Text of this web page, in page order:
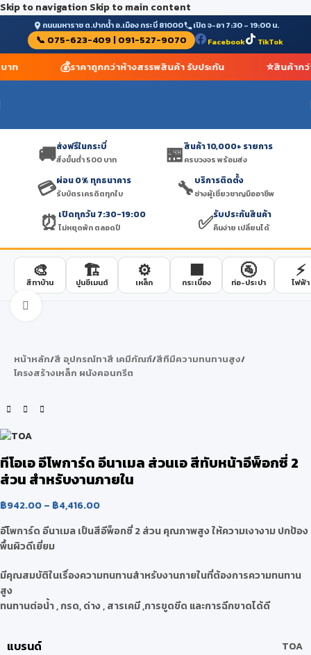
Skip to navigation Skip to main content
ถนนมหาราช ต.ปากน้ำ อ.เมือง กระบี่ 81000 เปิด จ-อา 7:30 – 19:00 น.
📞 075-623-409 | 091-527-9070 Facebook TikTok
าท 💰ราคาถูกกว่าห้างสรรพสินค้า รับประกัน ⭐สินค้ากว่
🚚ส่งฟรีในกระบี่
สั่งขั้นต่ำ 500 บาท 🏪สินค้า 10,000+ รายการ
ครบวงจร พร้อมส่ง
💳ผ่อน 0% ทุกธนาคาร
รับบัตรเครดิตทุกใบ 🔧บริการติดตั้ง
ช่างผู้เชี่ยวชาญมืออาชีพ
⏰ เปิดทุกวัน 7:30-19:00
ไม่หยุดพัก ตลอดปี ✅รับประกันสินค้า
คืนง่าย เปลี่ยนได้
🎨
สีทาบ้าน
🏗️
ปูนซีเมนต์
⚙️
เหล็ก
🟫
กระเบื้อง
🚰
ท่อ-ประปา
⚡
ไฟฟ้า
Click to enlarge
หน้าหลัก/สี อุปกรณ์ทาสี เคมีภัณฑ์/สีทีมีความทนทานสูง/
โครงสร้างเหล็ก ผนังคอนกรีต
ทีโอเอ อีโพการ์ด อีนาเมล ส่วนเอ สีทับหน้าอีพ็อกซี่ 2
ส่วน สำหรับงานภายใน
฿942.00– ฿4,416.00
อีโพการ์ด อีนาเมล เป็นสีอีพ็อกซี่ 2 ส่วน คุณภาพสูง ให้ความเงางาม ปกป้อง
พื้นผิวดีเยี่ยม
มีคุณสมบัติในเรื่องความทนทานสำหรับงานภายในที่ต้องการความทนทาน
สูง
ทนทานต่อน้ำ , กรด, ด่าง , สารเคมี ,การขูดขีด และการฉีกขาดได้ดี
แบรนด์ TOA